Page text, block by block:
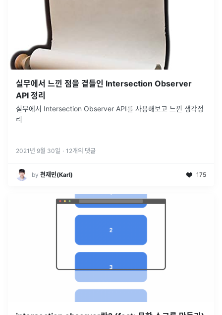
실무에서 느낀 점을 곁들인 Intersection Observer
API 정리
실무에서 Intersection Observer API를 사용해보고 느낀 생각정
리
2021년 9월 30일 · 12개의 댓글
by 천재민(Karl) 175